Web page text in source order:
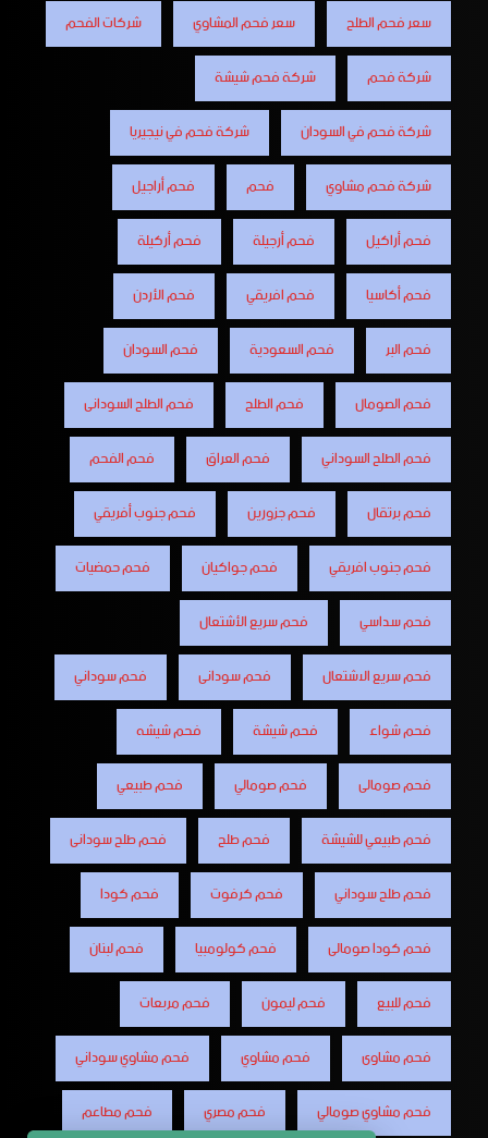
سعر فحم الطلح
سعر فحم المشاوي
شركات الفحم
شركة فحم
شركة فحم شيشة
شركة فحم في السودان
شركة فحم في نيجيريا
شركة فحم مشاوي
فحم
فحم أراجيل
فحم أراكيل
فحم أرجيلة
فحم أركيلة
فحم أكاسيا
فحم افريقي
فحم الأردن
فحم البر
فحم السعودية
فحم السودان
فحم الصومال
فحم الطلح
فحم الطلح السودانى
فحم الطلح السوداني
فحم العراق
فحم الفحم
فحم برتقال
فحم جزورين
فحم جنوب أفريقي
فحم جنوب افريقي
فحم جواكيان
فحم حمضيات
فحم سداسي
فحم سريع الأشتعال
فحم سريع الاشتعال
فحم سودانى
فحم سوداني
فحم شواء
فحم شيشة
فحم شيشه
فحم صومالى
فحم صومالي
فحم طبيعي
فحم طبيعي للشيشة
فحم طلح
فحم طلح سودانى
فحم طلح سوداني
فحم كرفوت
فحم كودا
فحم كودا صومالى
فحم كولومبيا
فحم لبنان
فحم للبيع
فحم ليمون
فحم مربعات
فحم مشاوى
فحم مشاوي
فحم مشاوي سوداني
فحم مشاوي صومالي
فحم مصري
فحم مطاعم